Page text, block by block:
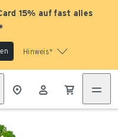
15% auf fast alles
Hinweis*